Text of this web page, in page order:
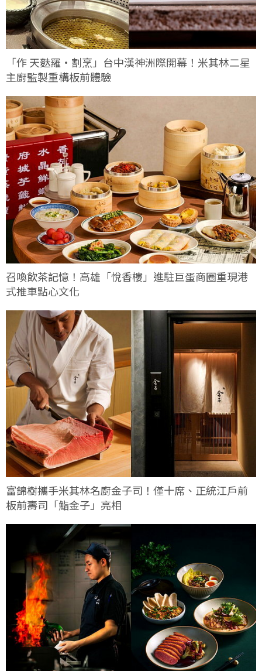
「作 天麩羅・割烹」台中漢神洲際開幕！米其林二星
主廚監製重構板前體驗
召喚飲茶記憶！高雄「悅香樓」進駐巨蛋商圈重現港
式推車點心文化
富錦樹攜手米其林名廚金子司！僅十席、正統江戶前
板前壽司「鮨金子」亮相